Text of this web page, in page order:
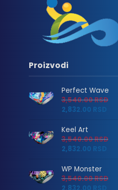
Proizvodi
Perfect Wave
3,540.00RSD
2,832.00 RSD
Keel Art
3,540.00RSD
2,832.00 RSD
WP Monster
3,540.00RSD
2,832.00 RSD